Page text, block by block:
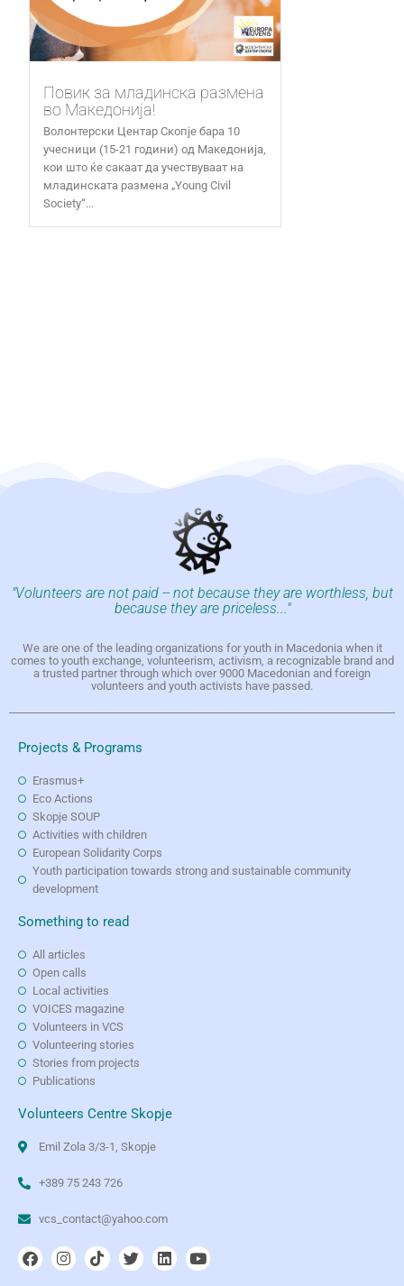
Повик за младинска размена
во Македонија!
Волонтерски Центар Скопје бара 10
учесници (15-21 години) од Македонија,
кои што ќе сакаат да учествуваат на
младинската размена „Young Civil
Society“...
"Volunteers are not paid -- not because they are worthless, but
because they are priceless..."
We are one of the leading organizations for youth in Macedonia when it
comes to youth exchange, volunteerism, activism, a recognizable brand and
a trusted partner through which over 9000 Macedonian and foreign
volunteers and youth activists have passed.
Projects & Programs
Erasmus+
Eco Actions
Skopje SOUP
Activities with children
European Solidarity Corps
Youth participation towards strong and sustainable community
development
Something to read
All articles
Open calls
Local activities
VOICES magazine
Volunteers in VCS
Volunteering stories
Stories from projects
Publications
Volunteers Centre Skopje
Emil Zola 3/3-1, Skopje
+389 75 243 726
vcs_contact@yahoo.com